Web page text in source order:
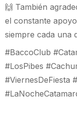
🙌 También
el constante
siempre cada una
#BaccoClub
#LosPibes
#ViernesDeFiesta